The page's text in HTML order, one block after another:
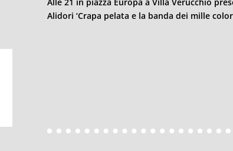
Alidori ‘Crapa pelata e la banda dei mille